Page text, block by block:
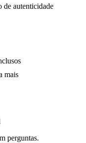
de autenticidade
mais
perguntas.